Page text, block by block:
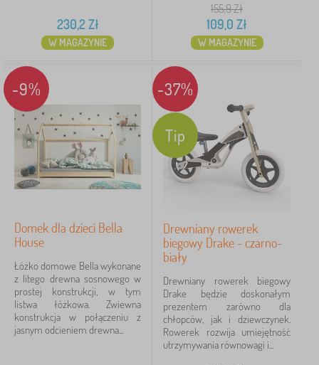
230,2Zł
W MAGAZYNIE
155,9Zł
109,0 Zł
W MAGAZYNIE
-9%
Domek dla dzieci Bella
House
Łóżko domowe Bella wykonane
z litego drewna sosnowego w
prostej konstrukcji, w tym
listwa łóżkowa. Zwiewna
konstrukcja w połączeniu z
jasnym odcieniem drewna...
-37%
Tip
Drewniany rowerek
biegowy Drake - czarno-
biały
Drewniany rowerek biegowy
Drake będzie doskonałym
prezentem zarówno dla
chłopców, jak i dziewczynek.
Rowerek rozwija umiejętność
utrzymywania równowagi i...